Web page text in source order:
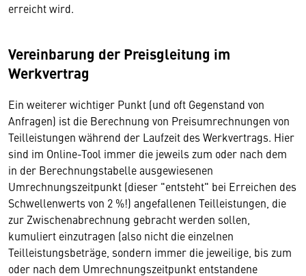
erreicht wird.
Vereinbarung der Preisgleitung im
Werkvertrag
Ein weiterer wichtiger Punkt (und oft Gegenstand von
Anfragen) ist die Berechnung von Preisumrechnungen von
Teilleistungen während der Laufzeit des Werkvertrags. Hier
sind im Online-Tool immer die jeweils zum oder nach dem
in der Berechnungstabelle ausgewiesenen
Umrechnungszeitpunkt (dieser "entsteht" bei Erreichen des
Schwellenwerts von 2 %!) angefallenen Teilleistungen, die
zur Zwischenabrechnung gebracht werden sollen,
kumuliert einzutragen (also nicht die einzelnen
Teilleistungsbeträge, sondern immer die jeweilige, bis zum
oder nach dem Umrechnungszeitpunkt entstandene